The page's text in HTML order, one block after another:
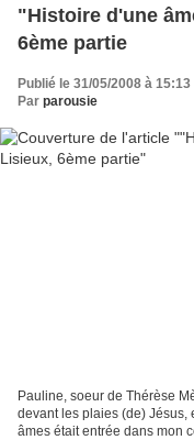
"Histoire d'une
6ème partie
Publié le 31/05/2008 à 15:13
Par parousie
Pauline, soeur de Thérèse
devant les plaies (de) Jésus,
âmes était entrée dans mon